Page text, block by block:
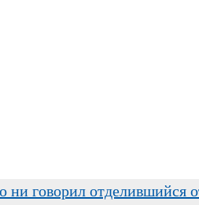
ни говорил отделившийся